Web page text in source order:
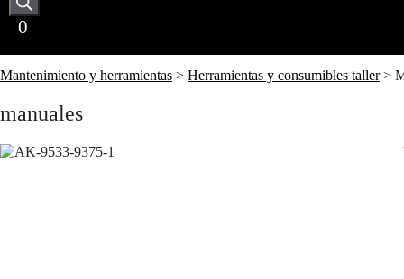
Mantenimiento y herramientas > Herramientas y consumibles taller>
0
manuales